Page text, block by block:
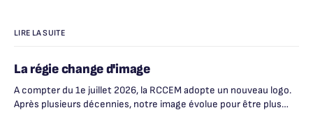
LIRE LA SUITE
La régie change d'image
A compter du 1e juillet 2026, la RCCEM adopte un nouveau logo.
Après plusieurs décennies, notre image évolue pour être plus